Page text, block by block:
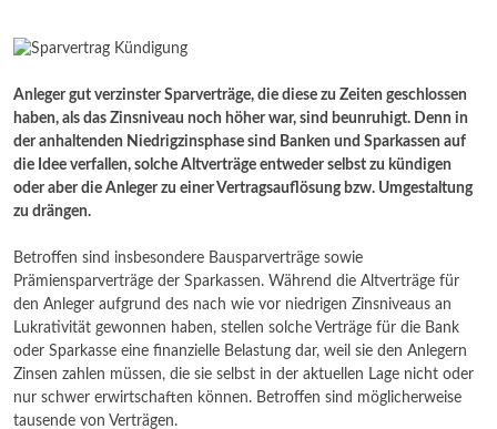
Anleger gut verzinster Sparverträge, die diese zu Zeiten geschlossen
haben, als das Zinsniveau noch höher war, sind beunruhigt. Denn in
der anhaltenden Niedrigzinsphase sind Banken und Sparkassen auf
die Idee verfallen, solche Altverträge entweder selbst zu kündigen
oder aber die Anleger zu einer Vertragsauflösung bzw. Umgestaltung
zu drängen.
Betroffen sind insbesondere Bausparverträge sowie
Prämiensparverträge der Sparkassen. Während die Altverträge für
den Anleger aufgrund des nach wie vor niedrigen Zinsniveaus an
Lukrativität gewonnen haben, stellen solche Verträge für die Bank
oder Sparkasse eine finanzielle Belastung dar, weil sie den Anlegern
Zinsen zahlen müssen, die sie selbst in der aktuellen Lage nicht oder
nur schwer erwirtschaften können. Betroffen sind möglicherweise
tausende von Verträgen.